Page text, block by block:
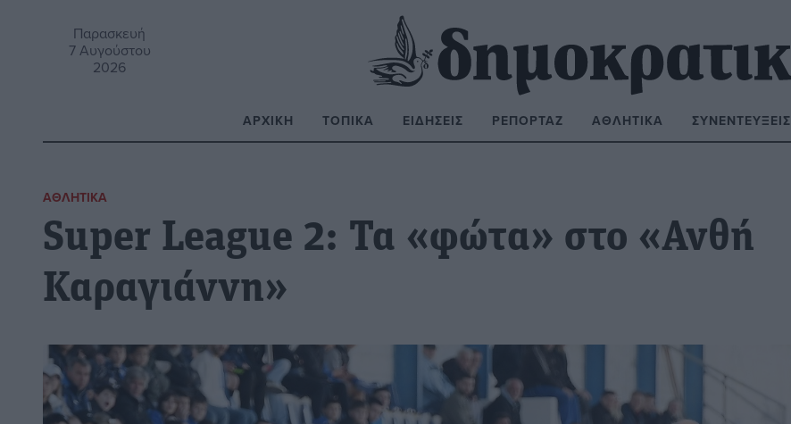
Παρασκευή
7 Αυγούστου
2026
ΑΡΧΙΚΉ ΤΟΠΙΚΆ ΕΙΔΉΣΕΙΣ ΡΕΠΟΡΤΆΖ ΑΘΛΗΤΙΚΆ ΣΥΝΕΝΤΕΎΞΕΙΣ
ΑΘΛΗΤΙΚΆ
Super League 2: Τα «φώτα» στο «Ανθή
Καραγιάννη»